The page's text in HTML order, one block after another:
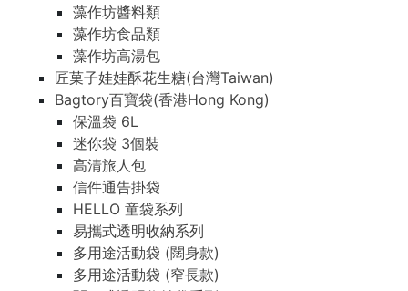
藻作坊醬料類
藻作坊食品類
藻作坊高湯包
匠菓子娃娃酥花生糖(台灣Taiwan)
Bagtory百寶袋(香港Hong Kong)
保溫袋 6L
迷你袋 3個裝
高清旅人包
信件通告掛袋
HELLO 童袋系列
易攜式透明收納系列
多用途活動袋 (闊身款)
多用途活動袋 (窄長款)